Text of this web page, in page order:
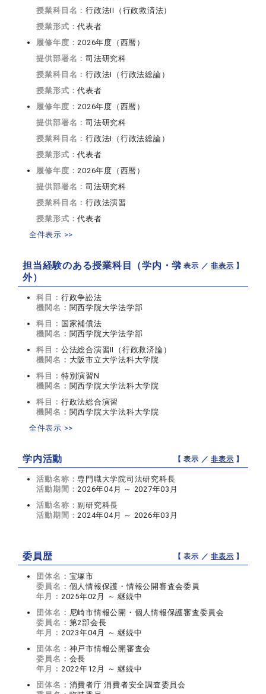
授業科目名：行政法II（行政救済法）
授業形式：代表者
履修年度：2026年度（西暦）
提供部署名：司法研究科
授業科目名：行政法I（行政法総論）
授業形式：代表者
履修年度：2026年度（西暦）
提供部署名：司法研究科
授業科目名：行政法I（行政法総論）
授業形式：代表者
履修年度：2026年度（西暦）
提供部署名：司法研究科
授業科目名：行政法演習
授業形式：代表者
全件表示 >>
担当経験のある授業科目（学内・学
外）
【 表示 ／非表示 】
科目： 行政争訟法
機関名： 関西学院大学法学部
科目： 国家補償法
機関名： 関西学院大学法学部
科目： 公法総合演習Ⅱ（行政救済論）
機関名： 大阪市立大学法科大学院
科目： 特別演習N
機関名： 関西学院大学法科大学院
科目： 行政法総合演習
機関名： 関西学院大学法科大学院
全件表示 >>
学内活動 【 表示 ／非表示 】
活動名称：専門職大学院司法研究科長
活動期間：2026年04月 ～ 2027年03月
活動名称：副研究科長
活動期間：2024年04月 ～ 2026年03月
委員歴 【 表示 ／非表示 】
団体名： 宝塚市
委員名： 個人情報保護・情報公開審査会委員
年月： 2025年02月 ～ 継続中
団体名： 尼崎市情報公開・個人情報保護審査委員会
委員名： 第2部会長
年月： 2023年04月 ～ 継続中
団体名： 神戸市情報公開審査会
委員名： 会長
年月： 2022年12月 ～ 継続中
団体名： 消費者庁 消費者安全調査委員会